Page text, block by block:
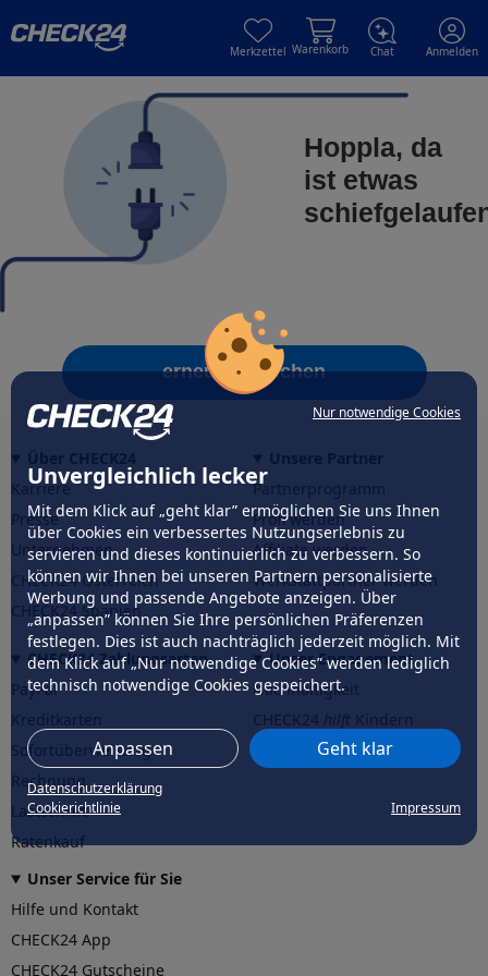
Nur notwendige Cookies
Unvergleichlich lecker
Mit dem Klick auf „geht klar” ermöglichen Sie uns Ihnen
über Cookies ein verbessertes Nutzungserlebnis zu
servieren und dieses kontinuierlich zu verbessern. So
können wir Ihnen bei unseren Partnern personalisierte
Werbung und passende Angebote anzeigen. Über
„anpassen” können Sie Ihre persönlichen Präferenzen
festlegen. Dies ist auch nachträglich jederzeit möglich. Mit
dem Klick auf „Nur notwendige Cookies” werden lediglich
technisch notwendige Cookies gespeichert.
Anpassen Geht klar
Datenschutzerklärung
Cookierichtlinie
Impressum
Merkzettel Warenkorb Chat Anmelden
Hoppla, da
ist etwas
erneut versuchen
Karriere
Presse
Unternehmen
CHECK24 Österreich
CHECK24 Spanien
Partnerprogramm
Profi werden
Affiliate werden
Werkstattpartner werden
CHECK24 Zahlungsarten
PayPal
Sofortüberweisung
Rechnung
Lastschrift
Ratenkauf
Unser Engagement
Nachhaltigkeit
CHECK24hilftder Natur
Unser Service für Sie
Hilfe und Kontakt
CHECK24 App
CHECK24 Gutscheine